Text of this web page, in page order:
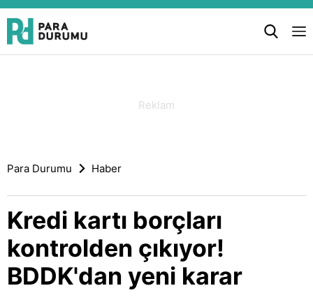
Para Durumu Haber
Kredi kartı borçları
kontrolden çıkıyor!
BDDK'dan yeni karar